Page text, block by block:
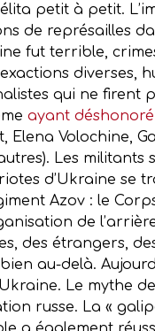
petit à petit.
de représailles
fut terrible,
diverses,
qui ne firent
ayant
Volochine,
Les
d’Ukraine
Azov : le
de
des étrangers,
au-delà.
Le mythe
russe. La «